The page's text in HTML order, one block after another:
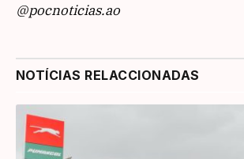
@pocnoticias.ao
NOTÍCIAS RELACCIONADAS